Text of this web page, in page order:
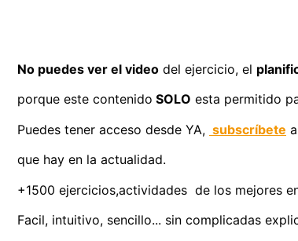
No puedes ver el video del ejercicio, el
porque este contenido SOLO esta permitido
Puedes tener acceso desde YA, subscríbete
que hay en la actualidad.
+1500 ejercicios,actividades de los mejores
Facil, intuitivo, sencillo... sin complicadas